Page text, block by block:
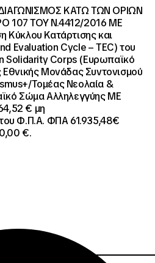
ΚΑΤΩ ΤΩΝ ΟΡΙΩΝ
ΤΟΥ Ν.4412/2016 ΜΕ
Κύκλου Κατάρτισης και
Evaluation Cycle – TEC) του
Solidarity Corps (Ευρωπαϊκό
Μονάδας Συντονισμού
Τομέας Νεολαία &
Σώμα Αλληλεγγύης ΜΕ
€ μη
Φ.Π.Α. ΦΠΑ 61.935,48€
€.